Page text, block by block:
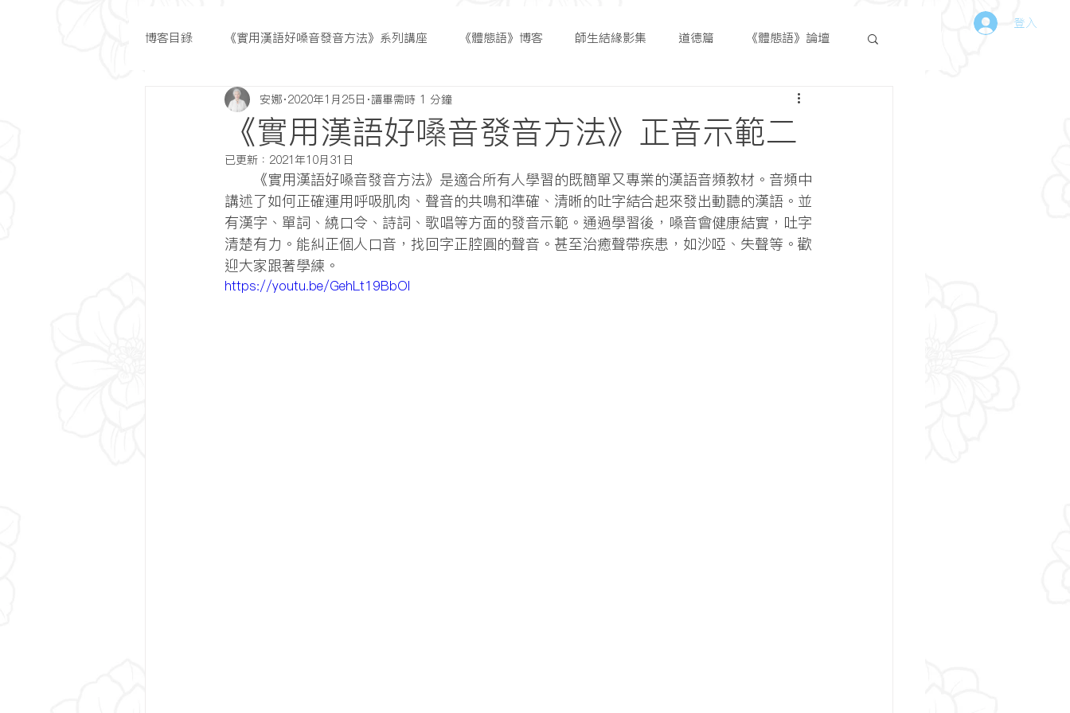
登入
博客目錄
《實用漢語好嗓音發音方法》系列講座 《體態語》博客 師生結緣影集 道德篇 《體態語》論壇
《實用漢語好嗓音發音方法》正音示範二
安娜 2020年1月25日 讀畢需時 1 分鐘
已更新： 2021年10月31日
講述了如何正確運用呼吸肌肉、聲音的共鳴和準確、清晰的吐字結合起來發出動聽的漢語。並
有漢字、單詞、繞口令、詩詞、歌唱等方面的發音示範。通過學習後，嗓音會健康結實，吐字
清楚有力。能糾正個人口音，找回字正腔圓的聲音。甚至治癒聲帶疾患，如沙啞、失聲等。歡
迎大家跟著學練。
https://youtu.be/GehLt19BbOI